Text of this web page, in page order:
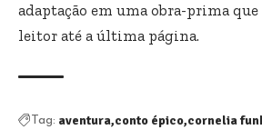
adaptação em uma obra-prima que
leitor até a última página.
Tag: aventura conto épico cornelia